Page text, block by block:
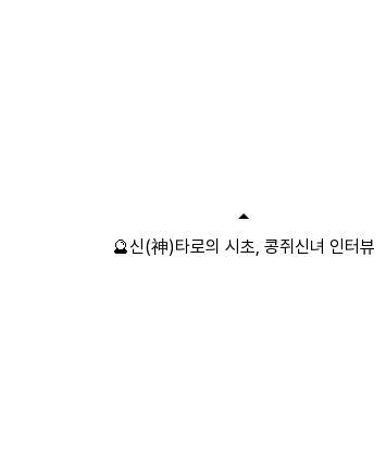
🔮신(神)타로의 시초, 콩쥐신녀 인터뷰